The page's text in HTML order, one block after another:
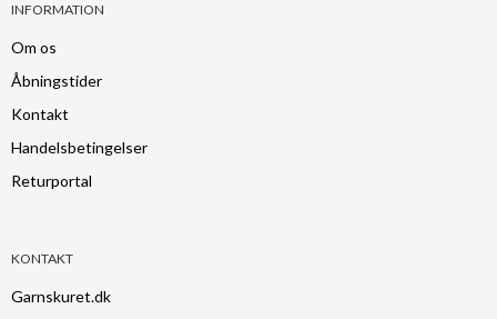
INFORMATION
Om os
Åbningstider
Kontakt
Handelsbetingelser
Returportal
KONTAKT
Garnskuret.dk